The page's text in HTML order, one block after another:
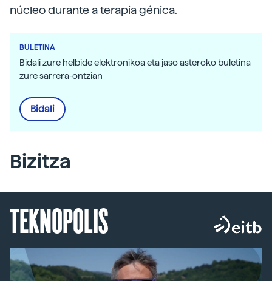
núcleo durante a terapia génica.
BULETINA
Bidali zure helbide elektronikoa eta jaso asteroko buletina
zure sarrera-ontzian
Bidali
Bizitza
TEKNOPOLIS